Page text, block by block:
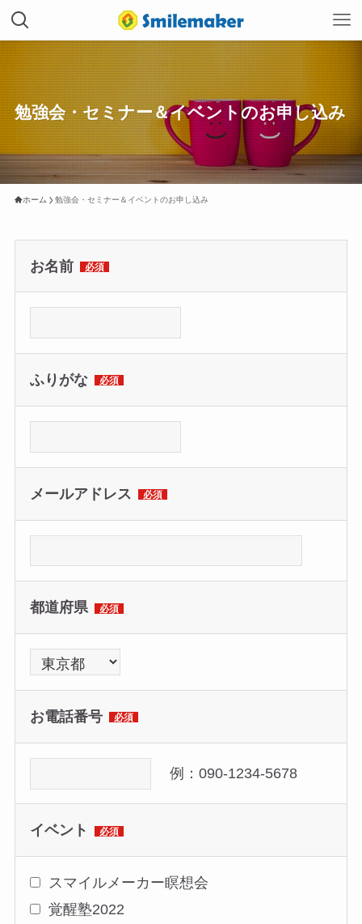
勉強会・セミナー＆イベントのお申し込み
ホーム 勉強会・セミナー＆イベントのお申し込み
お名前 必須
ふりがな 必須
メールアドレス 必須
都道府県 必須
お電話番号 必須
例：090-1234-5678
イベント 必須
スマイルメーカー瞑想会
覚醒塾2022